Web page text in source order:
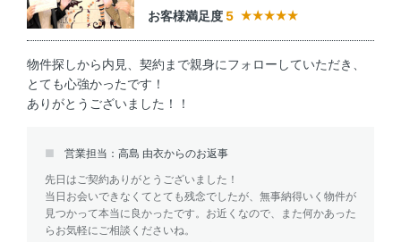
お客様満足度 5
物件探しから内見、契約まで親身にフォローしていただき、
とても心強かったです！
ありがとうございました！！
営業担当：高島 由衣からのお返事
先日はご契約ありがとうございました！
当日お会いできなくてとても残念でしたが、無事納得いく物件が
見つかって本当に良かったです。お近くなので、また何かあった
らお気軽にご相談くださいね。